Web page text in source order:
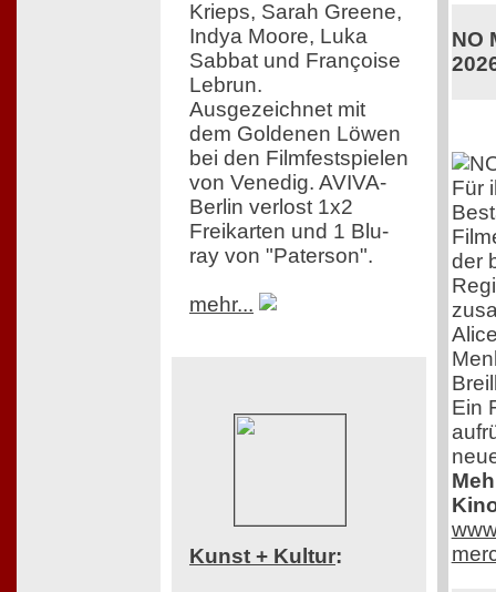
Krieps, Sarah Greene,
Indya Moore, Luka
Sabbat und Françoise
Lebrun.
Ausgezeichnet mit
dem Goldenen Löwen
bei den Filmfestspielen
von Venedig. AVIVA-
Berlin verlost 1x2
Freikarten und 1 Blu-
ray von "Paterson".
mehr...
Kunst + Kultur:
NO
Für
der
Ein